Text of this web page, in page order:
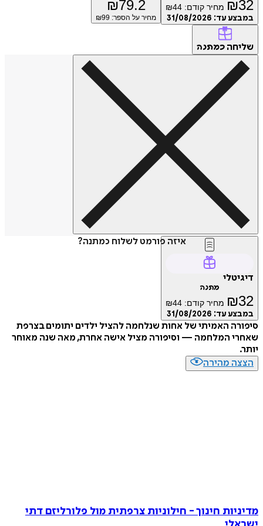
₪ מחיר קודם: ₪44
עד:31/08/2026
₪79.2
מחיר על הספר: ₪99
כמתנה
איזה פורמט לשלוח כמתנה?
₪ מחיר קודם: ₪44
עד:31/08/2026
האמיתי של אחות שנלחמה להציל ילדים יתומים בצרפת
המלחמה — וסיפורה מציל אישה אחרת, מאה שנה מאוחר
מהירה
חינוך - חילוניות צרפתית מול פלורליזם דתי